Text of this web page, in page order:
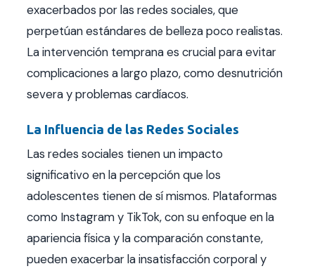
exacerbados por las redes sociales, que
perpetúan estándares de belleza poco realistas.
La intervención temprana es crucial para evitar
complicaciones a largo plazo, como desnutrición
severa y problemas cardíacos.
La Influencia de las Redes Sociales
Las redes sociales tienen un impacto
significativo en la percepción que los
adolescentes tienen de sí mismos. Plataformas
como Instagram y TikTok, con su enfoque en la
apariencia física y la comparación constante,
pueden exacerbar la insatisfacción corporal y